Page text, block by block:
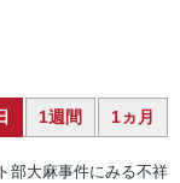
1週間 1ヵ月
部大麻事件にみる不祥